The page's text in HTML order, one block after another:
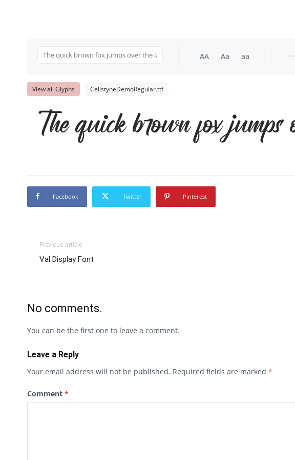
AA Aa aa
View all Glyphs CelistyneDemoRegular.ttf
The quick brown fox
Facebook Twitter Pinterest
Previous article
Val Display Font
No comments.
You can be the first one to leave a comment.
Leave a Reply
Your email address will not be published. Required fields are marked *
Comment *